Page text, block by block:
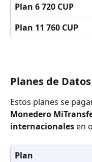
Plan 6 720 CUP
Plan 11 760 CUP
Planes de
Estos planes se
Monedero
internacionales en
Plan